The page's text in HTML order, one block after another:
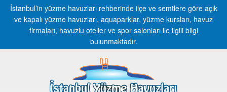
İstanbul’in yüzme havuzları rehberinde ilçe ve semtlere göre açık
ve kapalı yüzme havuzları, aquaparklar, yüzme kursları, havuz
firmaları, havuzlu oteller ve spor salonları ile ilgili bilgi
bulunmaktadır.